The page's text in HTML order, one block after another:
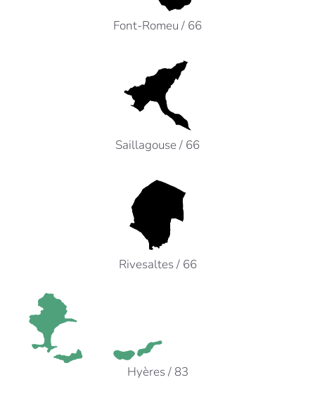
Font-Romeu / 66
Tel : 04 68 30 52 25
fontromeu@agt-amenagement.fr
Saillagouse / 66
Notre agence de Saillagouse :
2 rue Serre Saint Jean
66800 SAILLAGOUSE
Tel : 04 68 04 78 40
saillagouse@agt-amenagement.fr
Rivesaltes / 66
Notre agence de Rivesaltes :
46 rue du Maréchal Foch
66600 RIVESALTES
Tel : 04 68 38 57 60
rivesaltes@agt-amenagement.fr
Hyères / 83
Le Château d’Argent
83400 HYERES